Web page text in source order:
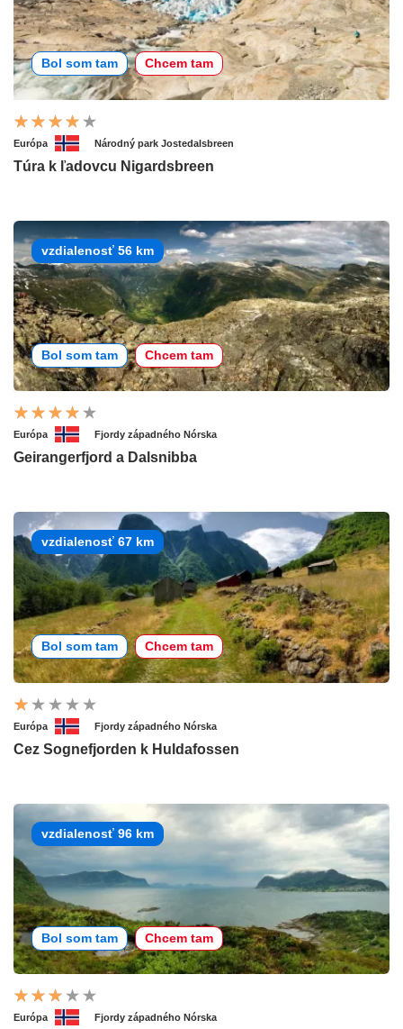
Bol som tam Chcem tam
Európa Národný park Jostedalsbreen
Túra k ľadovcu Nigardsbreen
vzdialenosť 56 km
Bol som tam Chcem tam
Európa Fjordy západného Nórska
Geirangerfjord a Dalsnibba
vzdialenosť 67 km
Bol som tam Chcem tam
Európa Fjordy západného Nórska
Cez Sognefjorden k Huldafossen
vzdialenosť 96 km
Bol som tam Chcem tam
Európa Fjordy západného Nórska